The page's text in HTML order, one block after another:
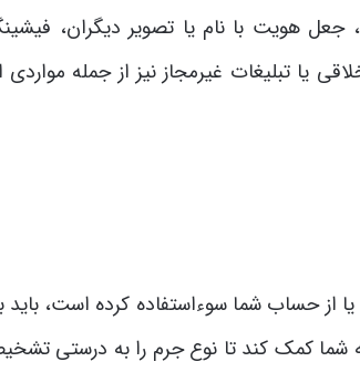
جعل هویت با نام یا تصویر دیگران،
یا تبلیغات غیرمجاز نیز از جمله
از حساب شما سوءاستفاده کرده است، باید
شما کمک کند تا نوع جرم را به درستی